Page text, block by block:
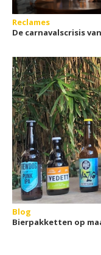
Reclames
De carnavalscrisis
Blog
Bierpakketten op